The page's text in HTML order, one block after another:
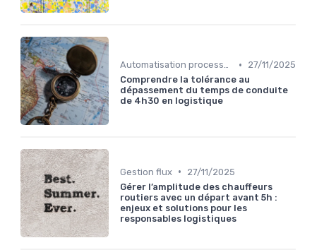
Automatisation processus •
27/11/2025
Comprendre la tolérance au
dépassement du temps de conduite
de 4h30 en logistique
Gestion flux •
27/11/2025
Gérer l’amplitude des chauffeurs
routiers avec un départ avant 5h :
enjeux et solutions pour les
responsables logistiques